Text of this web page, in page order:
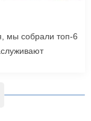
мы собрали топ-6